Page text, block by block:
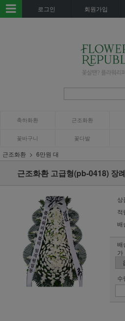
로그인 회원가입
축하화환 근조화환
꽃바구니 꽃다발
근조화환 6만원 대
근조화환 고급형(pb-0418) 장
상
적
배
배
가
수